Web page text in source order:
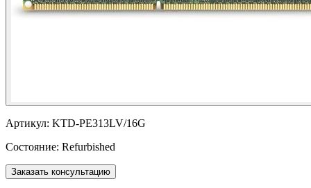
Артикул: KTD-PE313LV/16G
Состояние: Refurbished
Заказать консультацию